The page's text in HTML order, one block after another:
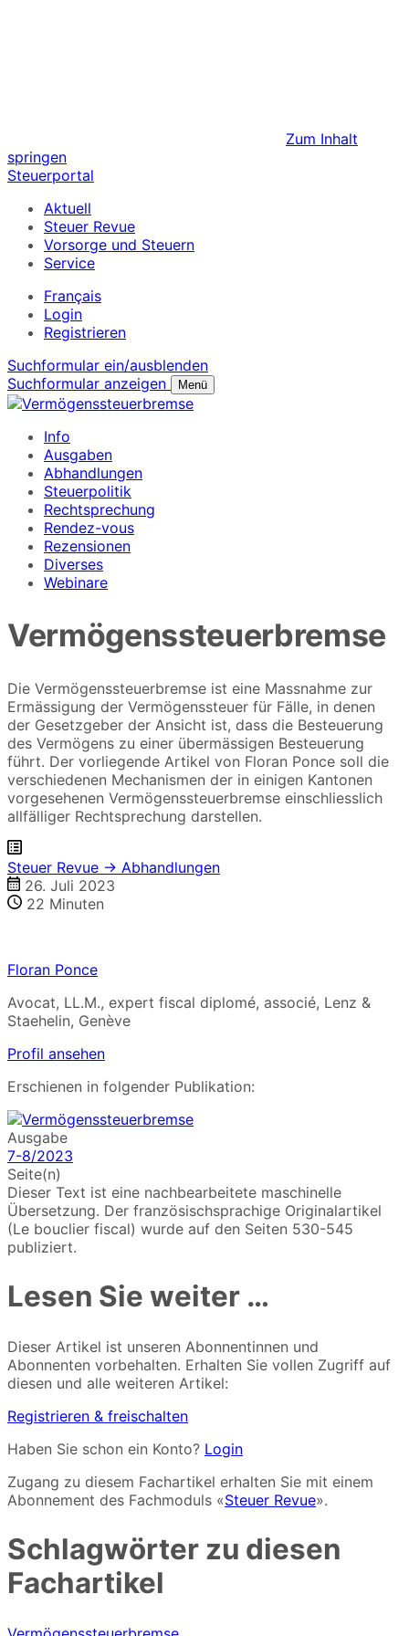
Zum Inhalt
springen
Steuerportal
Aktuell
Steuer Revue
Vorsorge und Steuern
Service
Français
Login
Registrieren
Suchformular ein/ausblenden
Suchformular anzeigen
Menü
Info
Ausgaben
Abhandlungen
Steuerpolitik
Rechtsprechung
Rendez-vous
Rezensionen
Diverses
Webinare
Vermögenssteuerbremse
Die Vermögenssteuerbremse ist eine Massnahme zur
Ermässigung der Vermögenssteuer für Fälle, in denen
der Gesetzgeber der Ansicht ist, dass die Besteuerung
des Vermögens zu einer übermässigen Besteuerung
führt. Der vorliegende Artikel von Floran Ponce soll die
verschiedenen Mechanismen der in einigen Kantonen
vorgesehenen Vermögenssteuerbremse einschliesslich
allfälliger Rechtsprechung darstellen.
Steuer Revue → Abhandlungen
26. Juli 2023
22 Minuten
Floran Ponce
Avocat, LL.M., expert fiscal diplomé, associé, Lenz &
Staehelin, Genève
Profil ansehen
Erschienen in folgender Publikation:
Ausgabe
7-8/2023
Seite(n)
Dieser Text ist eine nachbearbeitete maschinelle
Übersetzung. Der französischsprachige Originalartikel
(Le bouclier fiscal) wurde auf den Seiten 530-545
publiziert.
Lesen Sie weiter …
Dieser Artikel ist unseren Abonnentinnen und
Abonnenten vorbehalten. Erhalten Sie vollen Zugriff auf
diesen und alle weiteren Artikel:
Registrieren & freischalten
Haben Sie schon ein Konto? Login
Zugang zu diesem Fachartikel erhalten Sie mit einem
Abonnement des Fachmoduls «Steuer Revue».
Schlagwörter zu diesen
Fachartikel